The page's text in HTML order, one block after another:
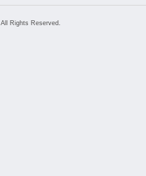
All Rights Reserved.